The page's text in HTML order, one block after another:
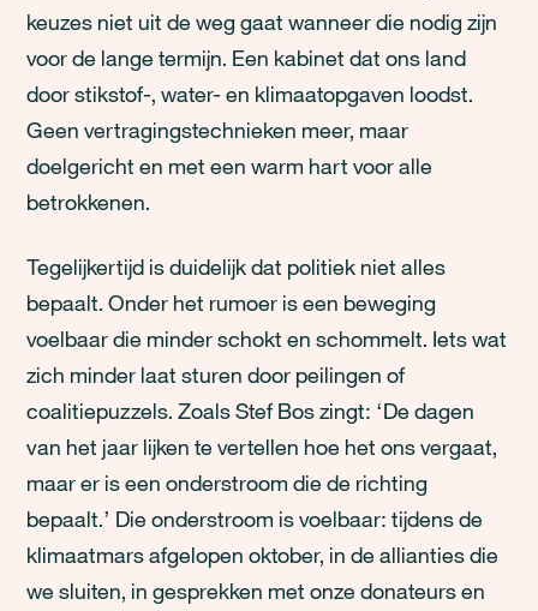
keuzes niet uit de weg gaat wanneer die nodig zijn
voor de lange termijn. Een kabinet dat ons land
door stikstof-, water- en klimaatopgaven loodst.
Geen vertragingstechnieken meer, maar
doelgericht en met een warm hart voor alle
betrokkenen.
Tegelijkertijd is duidelijk dat politiek niet alles
bepaalt. Onder het rumoer is een beweging
voelbaar die minder schokt en schommelt. Iets wat
zich minder laat sturen door peilingen of
coalitiepuzzels. Zoals Stef Bos zingt: ‘De dagen
van het jaar lijken te vertellen hoe het ons vergaat,
maar er is een onderstroom die de richting
bepaalt.’ Die onderstroom is voelbaar: tijdens de
klimaatmars afgelopen oktober, in de allianties die
we sluiten, in gesprekken met onze donateurs en